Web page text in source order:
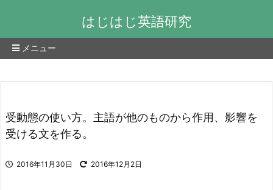
はじはじ英語研究
メニュー
受動態の使い方。主語が他のものから作用、影響を
受ける文を作る。
2016年11月30日 2016年12月2日